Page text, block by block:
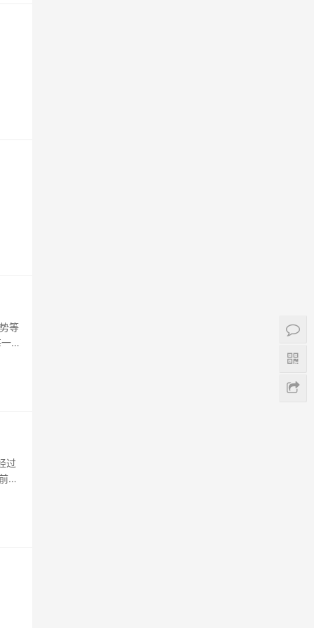
等
个
过
，
于